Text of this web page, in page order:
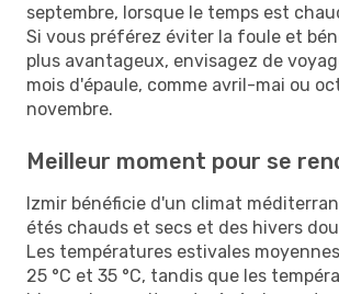
septembre, lorsque le temps est
Si vous préférez éviter la foule et
plus avantageux, envisagez de
mois d'épaule, comme avril-mai ou
novembre.
Meilleur moment pour se
Izmir bénéficie d'un climat
étés chauds et secs et des hivers
Les températures estivales
25 °C et 35 °C, tandis que les